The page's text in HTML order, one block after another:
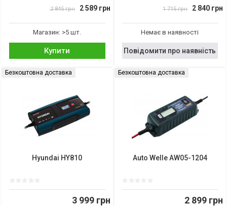
2 845 грн 2 589 грн
Магазин: >5 шт.
Купити
1 715 грн 2 840 грн
Немає в наявності
Повідомити про наявність
Безкоштовна доставка
Hyundai HY810
3 999 грн
Безкоштовна доставка
Auto Welle AW05-1204
2 899 грн